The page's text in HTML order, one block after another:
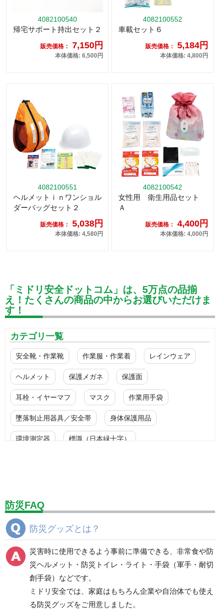
4082100540
帰宅サポート持出セット２
販売価格： 7,150円
本体価格: 6,500円
4082100552
車載セット６
販売価格： 5,184円
本体価格: 4,800円
4082100551
ヘルメットｉｎワンショル
ダーバッグセット２
販売価格： 5,038円
本体価格: 4,580円
4082100542
女性用 衛生用品セット
Ａ
販売価格： 4,400円
本体価格: 4,000円
「ミドリ安全ドットコム」は、5万点の品揃
え！たくさんの商品の中からお選びいただけま
す！
カテゴリ一覧
安全靴・作業靴 作業服・作業着 レインウェア
ヘルメット 保護メガネ 保護面
耳栓・イヤーマフ マスク 作業用手袋
墜落制止用器具／安全帯 身体保護用品
環境測定器 標識（日本緑十字）
設備用品・作業補助用品
分煙対策機器
電気保守用品 ワイパー クリーンルーム対策用品
防災グッズ（防災セット） 救急医療品
健康管理器具 季節商品
商品カテゴリ一覧
防災FAQ
防災グッズとは？
災害時に使用できるよう事前に準備できる、非常食や防
災ヘルメット・防災トイレ・ライト・手袋（軍手・耐切
創手袋）などです。
ミドリ安全では、家庭はもちろん企業や自治体でも使え
る防災グッズをご用意しました。